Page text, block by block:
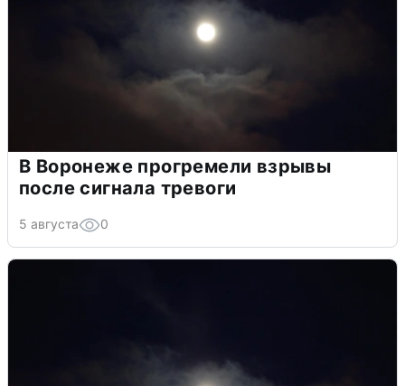
В Воронеже прогремели взрывы
после сигнала тревоги
5 августа 0